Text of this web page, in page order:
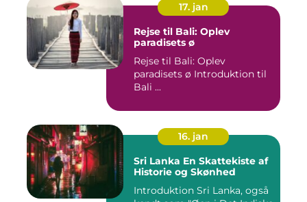
17. jan
Rejse til Bali: Oplev
paradisets ø
Rejse til Bali: Oplev
paradisets ø Introduktion til
Bali ...
16. jan
Sri Lanka En Skattekiste af
Historie og Skønhed
Introduktion Sri Lanka, også